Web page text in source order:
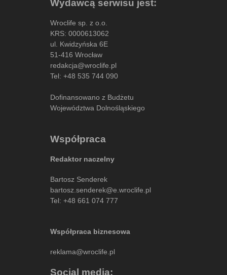
Wydawcą serwisu jest:
Wroclife sp. z o.o.
KRS: 0000613062
ul. Kwidzyńska 6E
51-416 Wrocław
redakcja@wroclife.pl
Tel: +48 535 744 090
Dofinansowano z Budżetu
Województwa Dolnośląskiego
Współpraca
Redaktor naczelny
Bartosz Senderek
bartosz.senderek@e.wroclife.pl
Tel: +48 661 074 777
Współpraca biznesowa
reklama@wroclife.pl
Social media: